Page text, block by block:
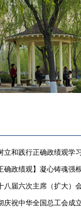
和践行正确政绩观学习
确政绩观】凝心铸魂强
大）会议上强调 深入学习宣传贯彻党的二十届四
全国总工会成立100周年暨全国劳动